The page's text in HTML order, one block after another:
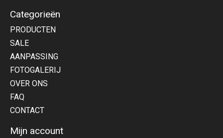
Categorieën
PRODUCTEN
SALE
AANPASSING
FOTOGALERIJ
OVER ONS
FAQ
CONTACT
Mijn account